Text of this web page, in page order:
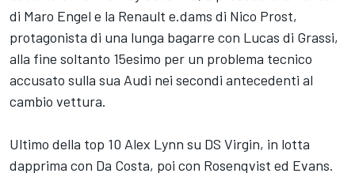
di Maro Engel e la Renault e.dams di Nico Prost,
protagonista di una lunga bagarre con Lucas di Grassi,
alla fine soltanto 15esimo per un problema tecnico
accusato sulla sua Audi nei secondi antecedenti al
cambio vettura.
Ultimo della top 10 Alex Lynn su DS Virgin, in lotta
dapprima con Da Costa, poi con Rosenqvist ed Evans.